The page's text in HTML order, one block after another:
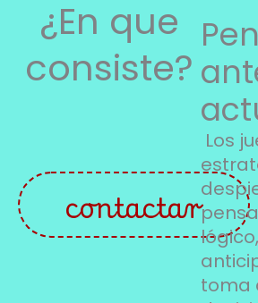
¿En que
consiste?
contactar
Los
toma